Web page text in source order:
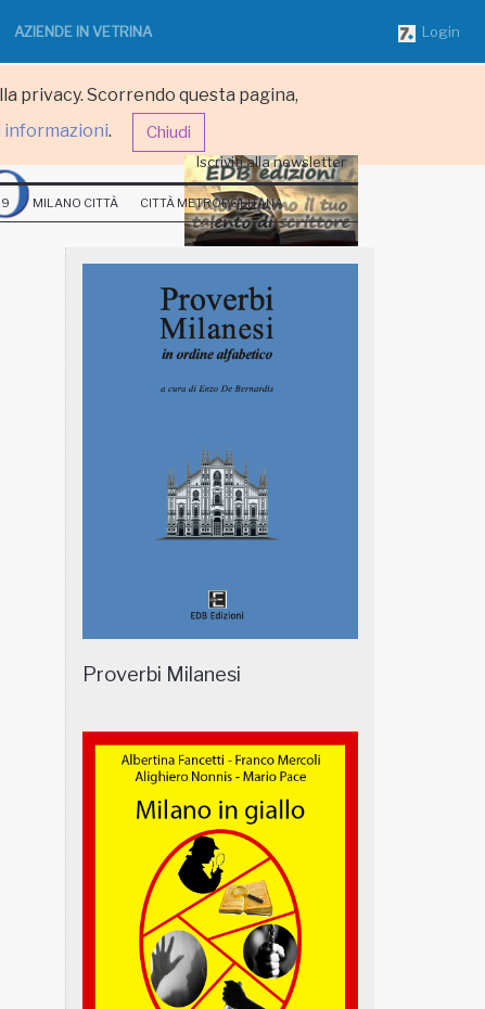
privacy. Scorrendo questa pagina,
informazioni. Chiudi
AZIENDE IN VETRINA Login
Iscriviti alla newsletter
MILANO CITTÀ CITTÀ METROPOLITANA
Proverbi Milanesi